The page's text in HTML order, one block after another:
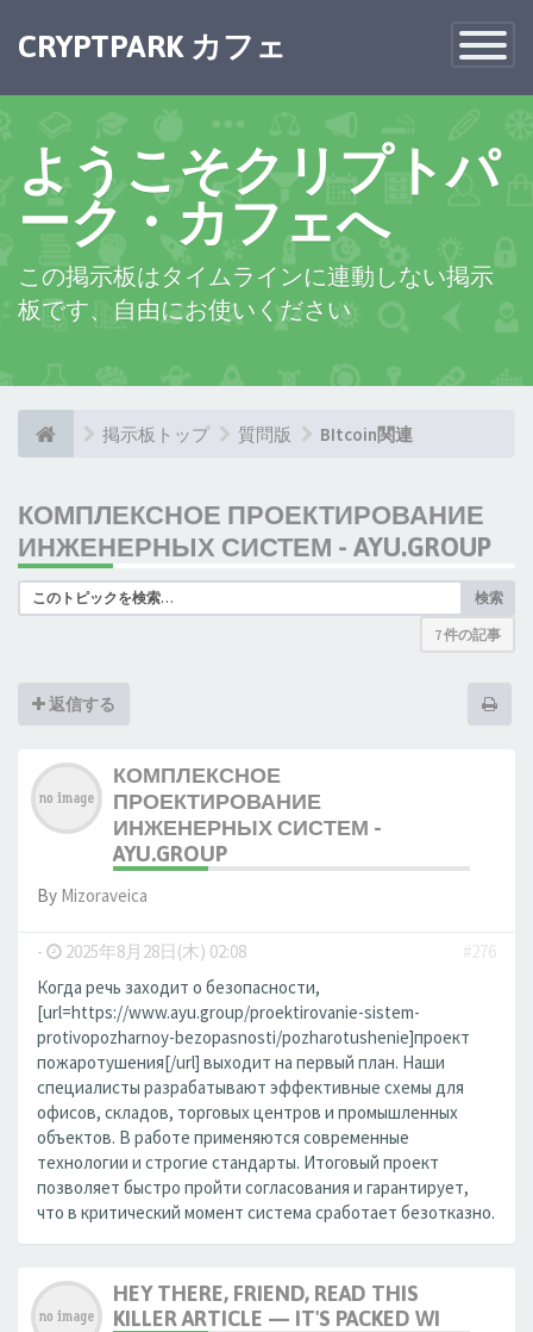
Toggle
CRYPTPARK カフェ
ようこそクリプトパ
ーク・カフェへ
この掲示板はタイムラインに連動しない掲示
板です、自由にお使いください
掲示板トップ 質問版 BItcoin関連
КОМПЛЕКСНОЕ ПРОЕКТИРОВАНИЕ
ИНЖЕНЕРНЫХ СИСТЕМ - AYU.GROUP
検索
7 件の記事
返信する
КОМПЛЕКСНОЕ
ПРОЕКТИРОВАНИЕ
ИНЖЕНЕРНЫХ СИСТЕМ -
AYU.GROUP
By Mizoraveica
- 2025年8月28日(木) 02:08
#276
Когда речь заходит о безопасности,
[url=https://www.ayu.group/proektirovanie-sistem-
protivopozharnoy-bezopasnosti/pozharotushenie]проект
пожаротушения[/url] выходит на первый план. Наши
специалисты разрабатывают эффективные схемы для
офисов, складов, торговых центров и промышленных
объектов. В работе применяются современные
технологии и строгие стандарты. Итоговый проект
позволяет быстро пройти согласования и гарантирует,
что в критический момент система сработает безотказно.
HEY THERE, FRIEND, READ THIS
KILLER ARTICLE — IT'S PACKED WI